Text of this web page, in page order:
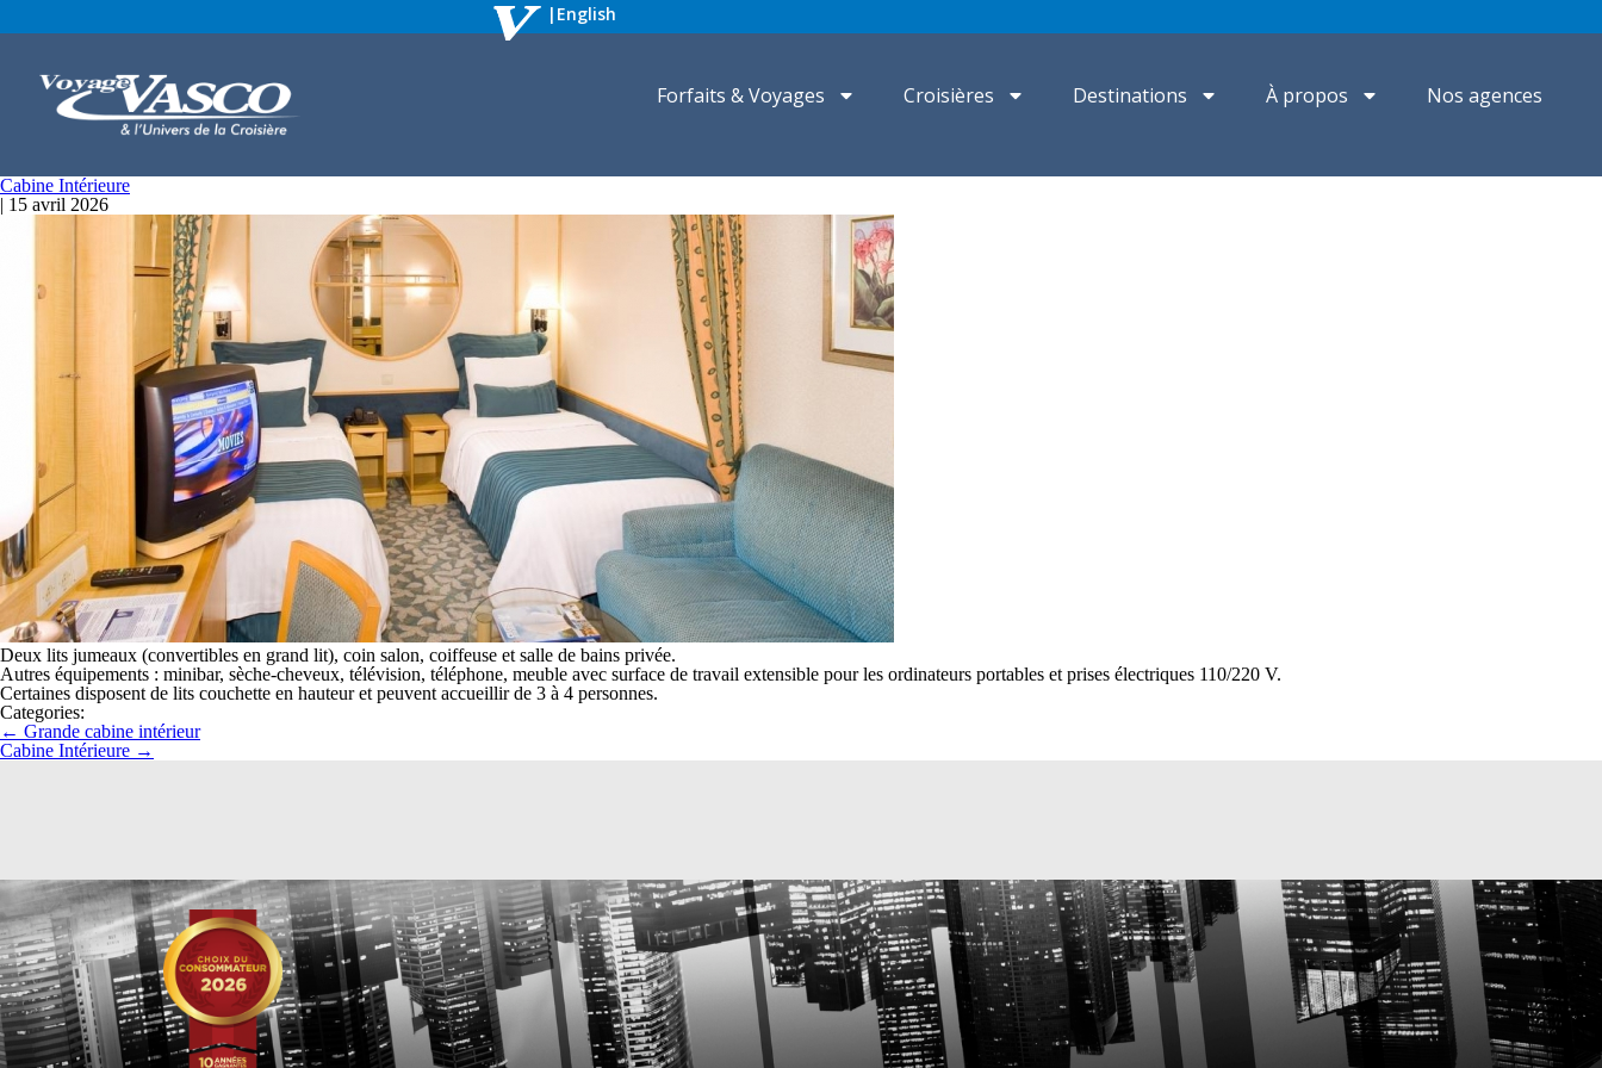
| English
Forfaits & Voyages Croisières Destinations À propos Nos agences
Cabine Intérieure
| 15 avril 2026
Deux lits jumeaux (convertibles en grand lit), coin salon, coiffeuse et salle de bains privée.
Autres équipements : minibar, sèche-cheveux, télévision, téléphone, meuble avec surface de travail extensible pour les ordinateurs portables et prises électriques 110/220 V.
Certaines disposent de lits couchette en hauteur et peuvent accueillir de 3 à 4 personnes.
Categories:
← Grande cabine intérieur
Cabine Intérieure →